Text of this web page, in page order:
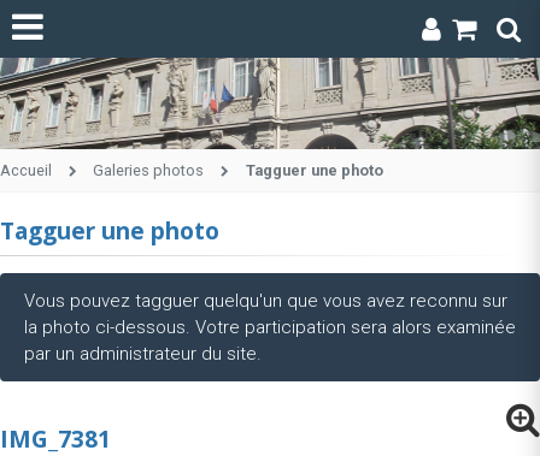
Accueil Galeries photos Tagguer une photo
Tagguer une photo
Vous pouvez tagguer quelqu'un que vous avez reconnu sur
la photo ci-dessous. Votre participation sera alors examinée
par un administrateur du site.
IMG_7381